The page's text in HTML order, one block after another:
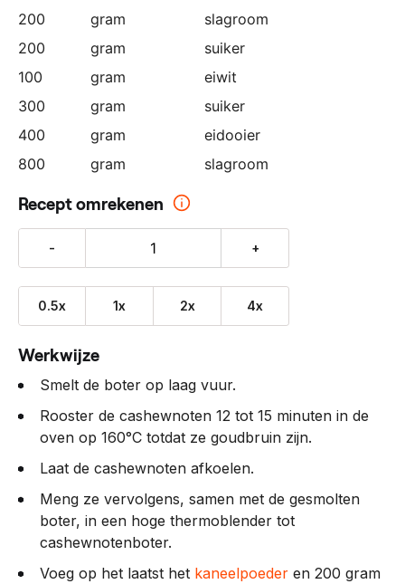
200
gram
slagroom
200
gram
suiker
100
gram
eiwit
300
gram
suiker
400
gram
eidooier
800
gram slagroom
Recept omrekenen
- +
0.5x 1x 2x 4x
Werkwijze
Smelt de boter op laag vuur.
Rooster de cashewnoten 12 tot 15 minuten in de
oven op 160°C totdat ze goudbruin zijn.
Laat de cashewnoten afkoelen.
Meng ze vervolgens, samen met de gesmolten
boter, in een hoge thermoblender tot
cashewnotenboter.
Voeg op het laatst het kaneelpoeder en 200 gram